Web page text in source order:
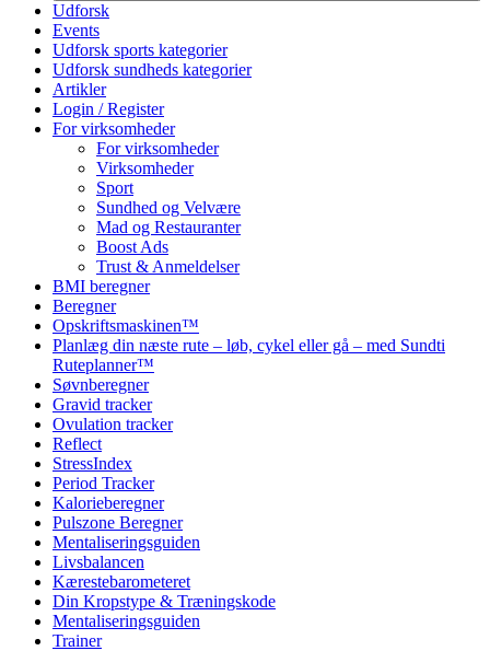
Udforsk
Events
Udforsk sports kategorier
Udforsk sundheds kategorier
Artikler
Login / Register
For virksomheder
For virksomheder
Virksomheder
Sport
Sundhed og Velvære
Mad og Restauranter
Boost Ads
Trust & Anmeldelser
BMI beregner
Beregner
Opskriftsmaskinen™
Planlæg din næste rute – løb, cykel eller gå – med Sundti
Ruteplanner™
Søvnberegner
Gravid tracker
Ovulation tracker
Reflect
StressIndex
Period Tracker
Kalorieberegner
Pulszone Beregner
Mentaliseringsguiden
Livsbalancen
Kærestebarometeret
Din Kropstype & Træningskode
Mentaliseringsguiden
Trainer